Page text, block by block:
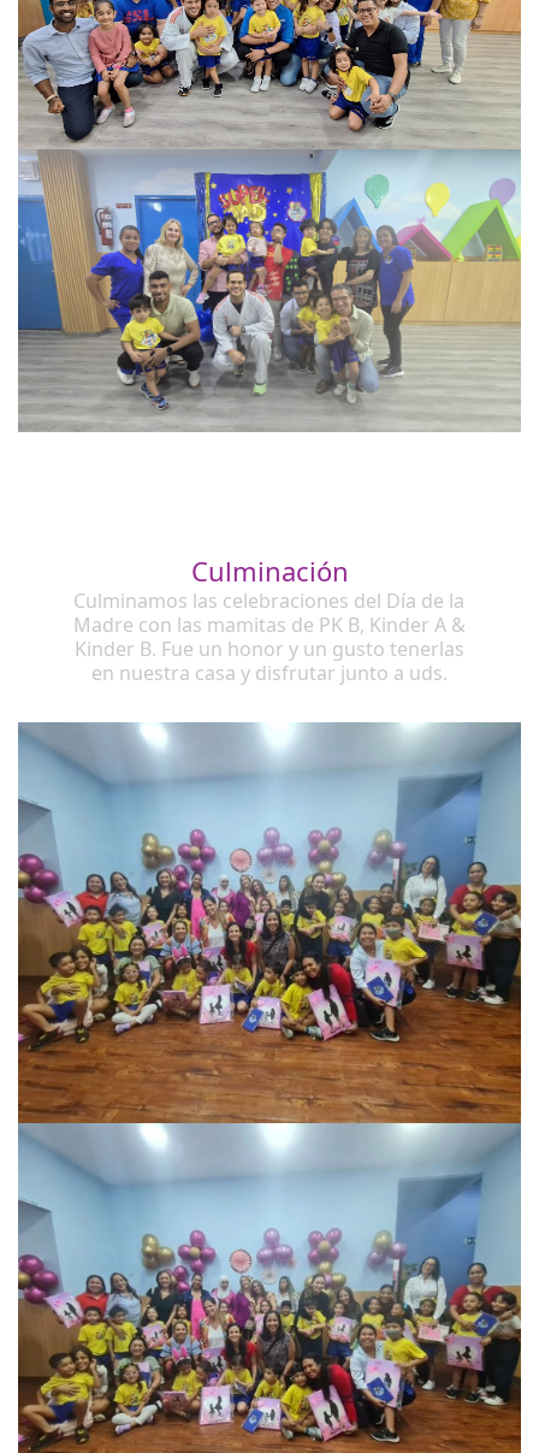
Culminación
Culminamos las celebraciones del Día de la
Madre con las mamitas de PK B, Kinder A &
Kinder B. Fue un honor y un gusto tenerlas
en nuestra casa y disfrutar junto a uds.